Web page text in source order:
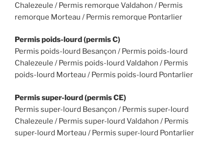
Chalezeule / Permis remorque Valdahon / Permis
remorque Morteau / Permis remorque Pontarlier
Permis poids-lourd (permis C)
Permis poids-lourd Besançon / Permis poids-lourd
Chalezeule / Permis poids-lourd Valdahon / Permis
poids-lourd Morteau / Permis poids-lourd Pontarlier
Permis super-lourd (permis CE)
Permis super-lourd Besançon / Permis super-lourd
Chalezeule / Permis super-lourd Valdahon / Permis
super-lourd Morteau / Permis super-lourd Pontarlier